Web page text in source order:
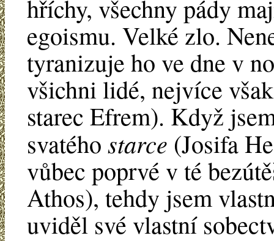
hříchy, všechny pády
egoismu. Velké zlo.
tyranizuje ho ve dne v
všichni lidé, nejvíce
starec Efrem). Když
svatého starce (Josifa
vůbec poprvé v té
Athos), tehdy jsem
uviděl své vlastní